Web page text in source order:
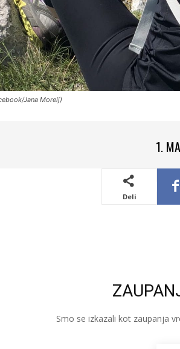
Jana Morelj)
1.
Deli
Smo se izkazali kot zaupanja